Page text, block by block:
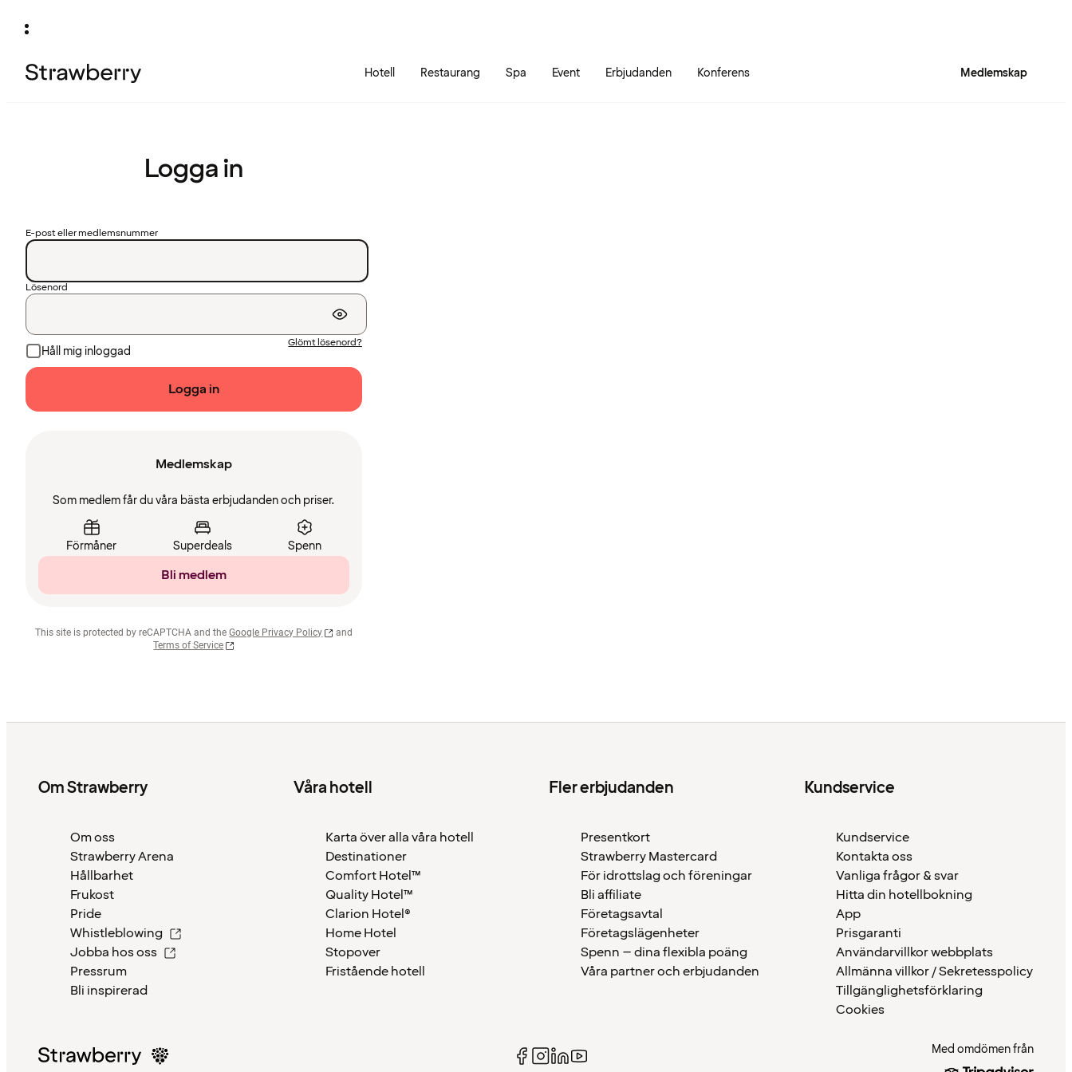
Hotell Restaurang Spa Event Erbjudanden Konferens Medlemskap
Logga in
E-post eller medlemsnummer
Lösenord
Håll mig inloggad
Glömt lösenord?
Logga in
Medlemskap
Som medlem får du våra bästa erbjudanden och priser.
Förmåner Superdeals Spenn
Bli medlem
This site is protected by reCAPTCHA and the Google Privacy Policy
and
Terms of Service
Om Strawberry
Om oss
Strawberry Arena
Hållbarhet
Frukost
Pride
Whistleblowing
Jobba hos oss
Pressrum
Bli inspirerad
Våra hotell
Karta över alla våra hotell
Destinationer
Comfort Hotel™
Quality Hotel™
Clarion Hotel®
Home Hotel
Stopover
Fristående hotell
Fler erbjudanden
Presentkort
Strawberry Mastercard
För idrottslag och föreningar
Bli affiliate
Företagsavtal
Företagslägenheter
Spenn – dina flexibla poäng
Våra partner och erbjudanden
Kundservice
Kundservice
Kontakta oss
Vanliga frågor & svar
Hitta din hotellbokning
App
Prisgaranti
Användarvillkor webbplats
Allmänna villkor / Sekretesspolicy
Tillgänglighetsförklaring
Cookies
Med omdömen från